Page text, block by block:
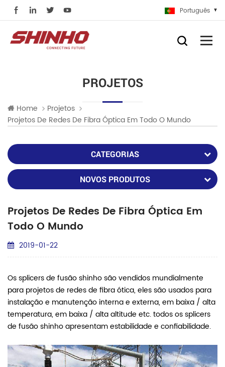
Português
PROJETOS
Home
Projetos
Projetos De Redes De Fibra Óptica Em Todo O Mundo
CATEGORIAS
NOVOS PRODUTOS
Projetos De Redes De Fibra Óptica Em
Todo O Mundo
2019-01-22
Os splicers de fusão shinho são vendidos mundialmente
para projetos de redes de fibra ótica, eles são usados ​​para
instalação e manutenção interna e externa, em baixa / alta
temperatura, em baixa / alta altitude etc. todos os splicers
de fusão shinho apresentam estabilidade e confiabilidade.